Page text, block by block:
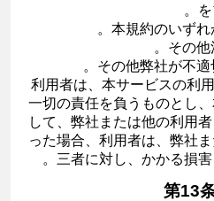
2.利用者は、本サービスの利
一切の責任を負うものとし
して、弊社または他の利用
った場合、利用者は、弊社
三者に対し、かかる損害
第13